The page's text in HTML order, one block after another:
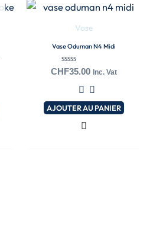
Vase
Vase Oduman N4 Midi
Note
CHF35.00 Inc. Vat
AJOUTER AU PANIER